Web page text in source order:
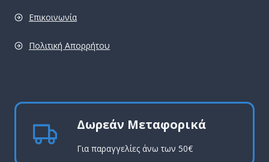
Επικοινωνία
Πολιτική Απορρήτου
Δωρεάν Μεταφορικά
Για παραγγελίες άνω των 50€